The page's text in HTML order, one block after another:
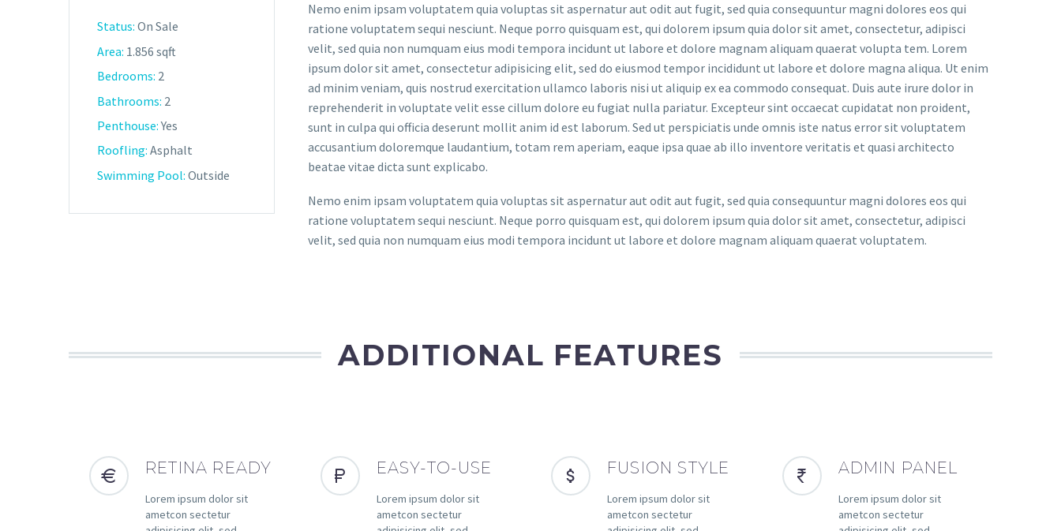
Status: On Sale
Area: 1.856 sqft
Bedrooms: 2
Bathrooms: 2
Penthouse:Yes
Roofling: Asphalt
Swimming Pool: Outside
Nemo enim ipsam voluptatem quia voluptas sit aspernatur aut odit aut fugit, sed quia consequuntur magni dolores eos qui
ratione voluptatem sequi nesciunt. Neque porro quisquam est, qui dolorem ipsum quia dolor sit amet, consectetur, adipisci
velit, sed quia non numquam eius modi tempora incidunt ut labore et dolore magnam aliquam quaerat volupta tem. Lorem
ipsum dolor sit amet, consectetur adipisicing elit, sed do eiusmod tempor incididunt ut labore et dolore magna aliqua. Ut enim
ad minim veniam, quis nostrud exercitation ullamco laboris nisi ut aliquip ex ea commodo consequat. Duis aute irure dolor in
reprehenderit in voluptate velit esse cillum dolore eu fugiat nulla pariatur. Excepteur sint occaecat cupidatat non proident,
sunt in culpa qui officia deserunt mollit anim id est laborum. Sed ut perspiciatis unde omnis iste natus error sit voluptatem
accusantium doloremque laudantium, totam rem aperiam, eaque ipsa quae ab illo inventore veritatis et quasi architecto
beatae vitae dicta sunt explicabo.
Nemo enim ipsam voluptatem quia voluptas sit aspernatur aut odit aut fugit, sed quia consequuntur magni dolores eos qui
ratione voluptatem sequi nesciunt. Neque porro quisquam est, qui dolorem ipsum quia dolor sit amet, consectetur, adipisci
velit, sed quia non numquam eius modi tempora incidunt ut labore et dolore magnam aliquam quaerat voluptatem.
ADDITIONAL FEATURES
RETINA READY
Lorem ipsum dolor sit
ametcon sectetur
EASY-TO-USE
Lorem ipsum dolor sit
ametcon sectetur
FUSION STYLE
Lorem ipsum dolor sit
ametcon sectetur
ADMIN PANEL
Lorem ipsum dolor sit
ametcon sectetur